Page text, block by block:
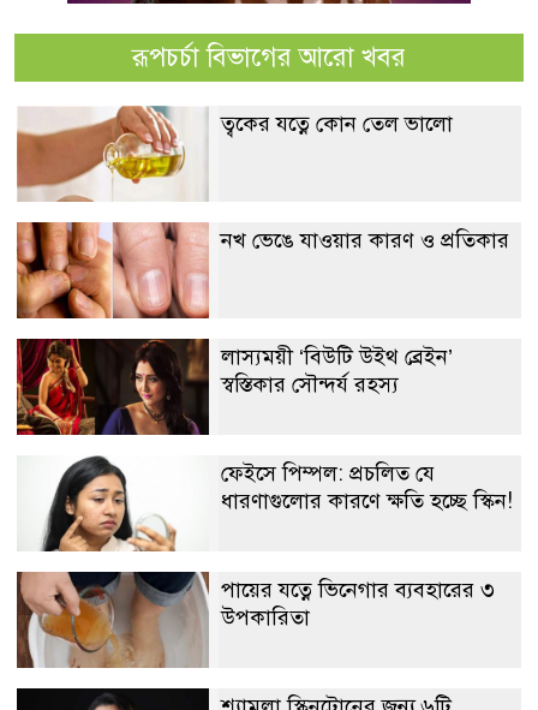
রূপচর্চা বিভাগের আরো খবর
ত্বকের যত্নে কোন তেল ভালো
নখ ভেঙে যাওয়ার কারণ ও প্রতিকার
লাস্যময়ী ‘বিউটি উইথ ব্রেইন’
স্বস্তিকার সৌন্দর্য রহস্য
ফেইসে পিম্পল: প্রচলিত যে
ধারণাগুলোর কারণে ক্ষতি হচ্ছে স্কিন!
পায়ের যত্নে ভিনেগার ব্যবহারের ৩
উপকারিতা